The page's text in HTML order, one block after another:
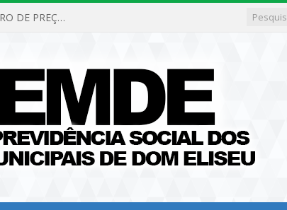
PREGÃO ELETRÔNICO Nº 02/2026-IPSEMDE (REGISTRO DE PREÇOS PARA FUTURA E EVENTUAL AQUISIÇÃO DE MATERIAL DE LIMPEZA E GÊNEROS ALIMENTÍCIOS PARA ATENDER AS NECESSIDADES DO INSTITUTO DE PREVIDÊNCIA SOCIAL DOS SERVIDORES MUNICIPAIS DE DOM ELISEU.)